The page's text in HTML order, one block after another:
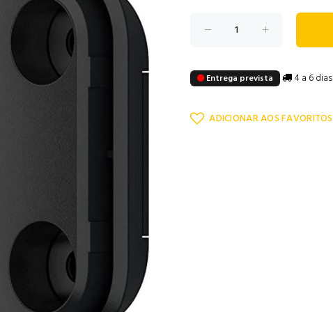
Entrega prevista 4 a 6 dias
ADICIONAR AOS FAVORITOS